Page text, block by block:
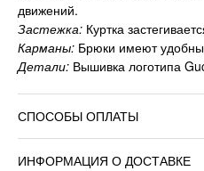
движений.
Застежка: Куртка
Карманы: Брюки имеют
Детали: Вышивка логотипа
СПОСОБЫ ОПЛАТЫ
ИНФОРМАЦИЯ О ДОСТАВКЕ